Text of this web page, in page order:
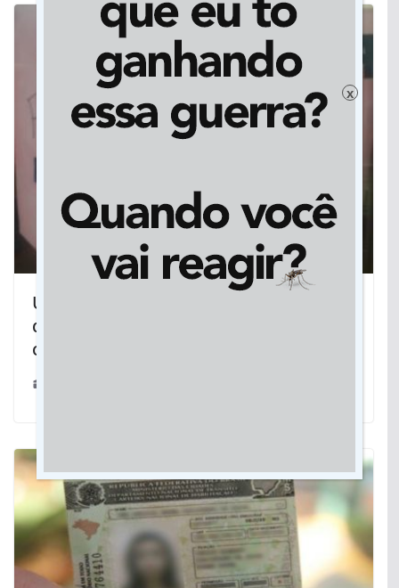
UFMS exclui 18 alunos de Medicina
que não se enquadram no sistema de
cotas
x